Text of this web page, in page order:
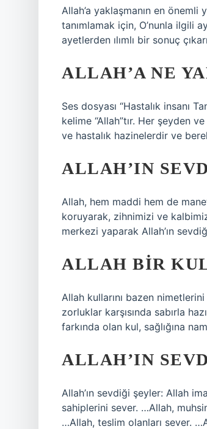
Allah’a yaklaşmanın en önemli
tanımlamak için, O’nunla ilgili
ayetlerden ılımlı bir sonuç
ALLAH’A NE
Ses dosyası “Hastalık insanı
kelime “Allah”tır. Her şeyden
ve hastalık hazinelerdir ve
ALLAH’IN
Allah, hem maddi hem de
koruyarak, zihnimizi ve
merkezi yaparak Allah’ın
ALLAH BIR
Allah kullarını bazen
zorluklar karşısında sabırla
farkında olan kul, sağlığına
ALLAH’IN
Allah’ın sevdiği şeyler: Allah
sahiplerini sever. …Allah,
…Allah, teslim olanları sever.